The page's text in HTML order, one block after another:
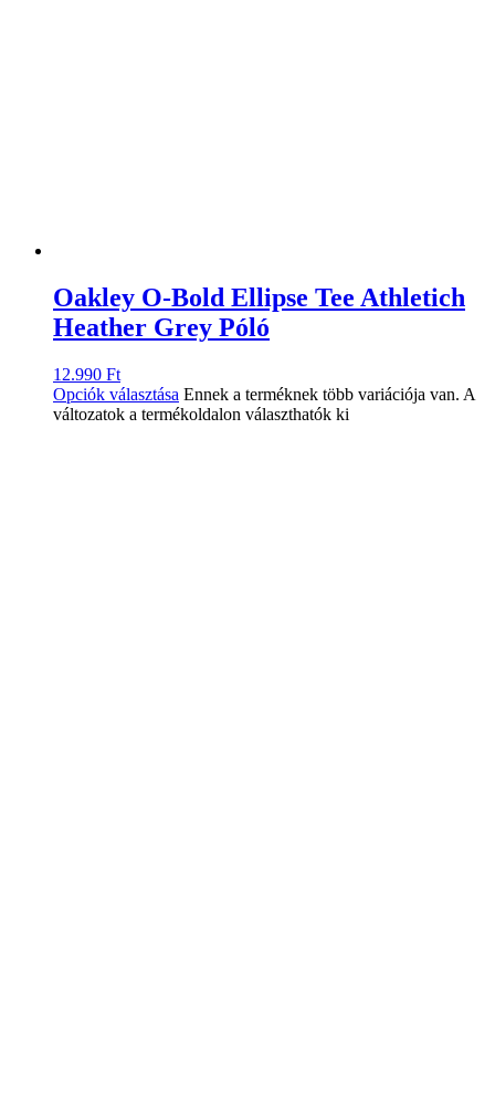
Oakley O-Bold Ellipse Tee Athletich
Heather Grey Póló
12.990 Ft
Opciók választása Ennek a terméknek több variációja van. A
változatok a termékoldalon választhatók ki